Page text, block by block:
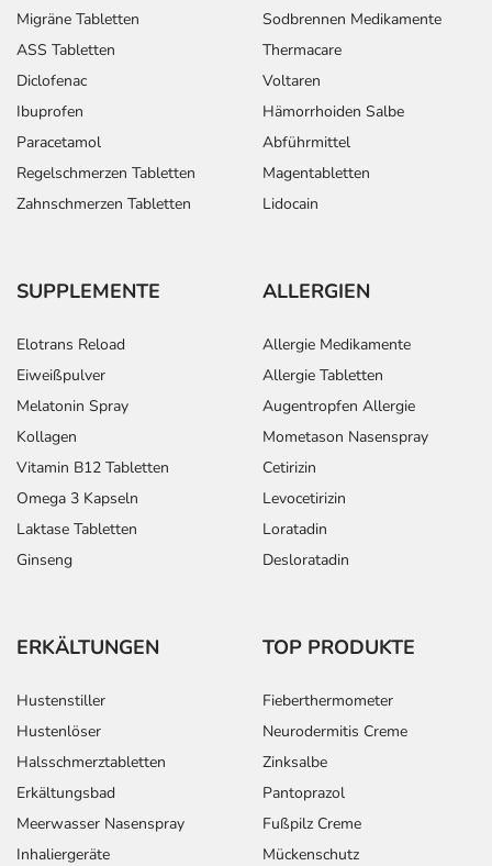
Migräne Tabletten
ASS Tabletten
Diclofenac
Ibuprofen
Paracetamol
Regelschmerzen Tabletten
Zahnschmerzen Tabletten
Sodbrennen Medikamente
Thermacare
Voltaren
Hämorrhoiden Salbe
Abführmittel
Magentabletten
Lidocain
SUPPLEMENTE
Elotrans Reload
Eiweißpulver
Melatonin Spray
Kollagen
Vitamin B12 Tabletten
Omega 3 Kapseln
Laktase Tabletten
Ginseng
ALLERGIEN
Allergie Medikamente
Allergie Tabletten
Augentropfen Allergie
Mometason Nasenspray
Cetirizin
Levocetirizin
Loratadin
Desloratadin
ERKÄLTUNGEN
Hustenstiller
Hustenlöser
Halsschmerztabletten
Erkältungsbad
Meerwasser Nasenspray
Inhaliergeräte
TOP PRODUKTE
Fieberthermometer
Neurodermitis Creme
Zinksalbe
Pantoprazol
Fußpilz Creme
Mückenschutz